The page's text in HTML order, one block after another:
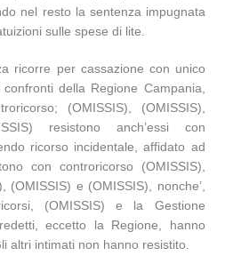
nel resto la sentenza impugnata
sulle spese di lite.
ricorre per cassazione con unico
della Regione Campania,
(OMISSIS), (OMISSIS),
resistono anch’essi con
ricorso incidentale, affidato ad
con controricorso (OMISSIS),
(OMISSIS) e (OMISSIS), nonche’,
(OMISSIS) e la Gestione
eccetto la Regione, hanno
altri intimati non hanno resistito.